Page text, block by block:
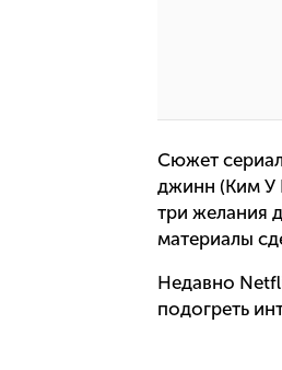
Сюжет
джинн (Ким У
три желания
материалы
Недавно
подогреть